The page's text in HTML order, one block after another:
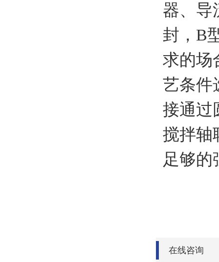
器、导
封，B
求的场
艺条件
接通过
搅拌轴
足够的
在线咨询